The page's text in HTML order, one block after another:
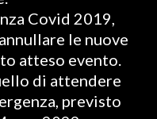
Covid 2019,
le nuove
atteso evento.
di attendere
previsto